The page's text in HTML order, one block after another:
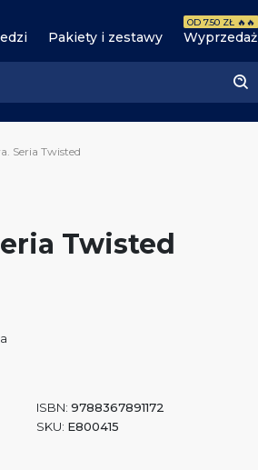
Pakiety i zestawy Wyprzedaż
OD 7.50 ZŁ 🔥🔥
Seria Twisted
Twisted
ISBN: 9788367891172
SKU: E800415